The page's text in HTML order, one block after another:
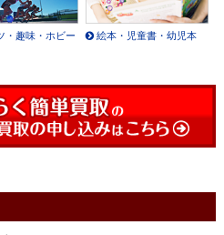
・趣味・ホビー
絵本・児童書・幼児本